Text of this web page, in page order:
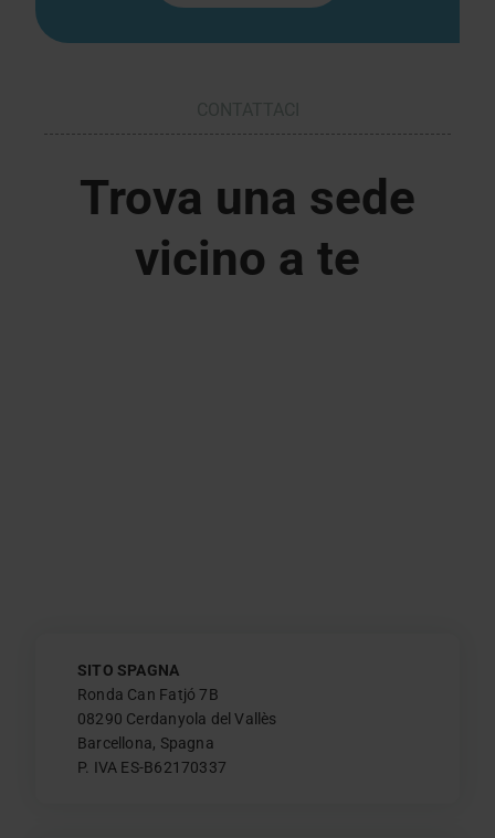
Trova una sede
vicino a te
SITO SPAGNA
Ronda Can Fatjó 7B
08290 Cerdanyola del Vallès
Barcellona, Spagna
P. IVA ES-B62170337